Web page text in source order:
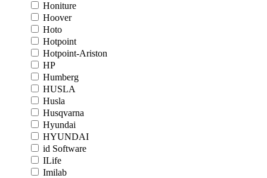
Honiture
Hoover
Hoto
Hotpoint
Hotpoint-Ariston
HP
Humberg
HUSLA
Husla
Husqvarna
Hyundai
HYUNDAI
id Software
ILife
Imilab